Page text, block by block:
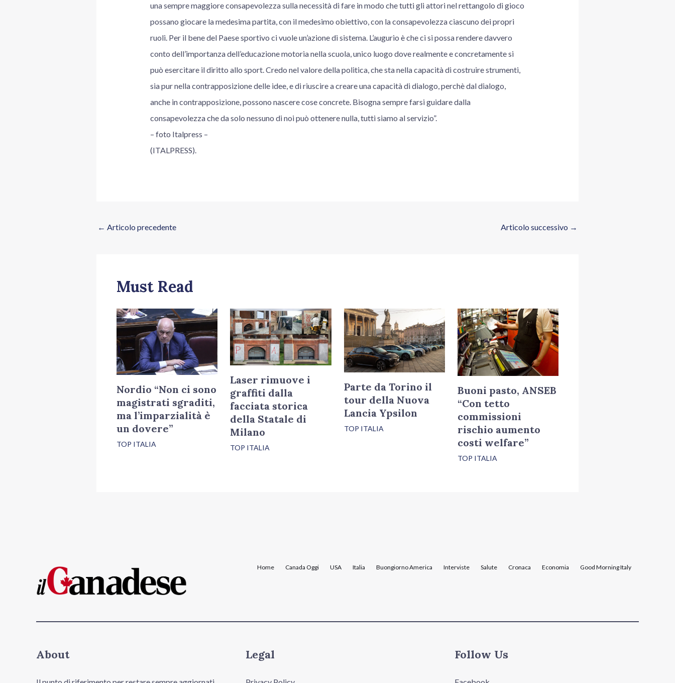
una sempre maggiore consapevolezza sulla necessità di fare in modo che tutti gli attori nel rettangolo di gioco
possano giocare la medesima partita, con il medesimo obiettivo, con la consapevolezza ciascuno dei propri
ruoli. Per il bene del Paese sportivo ci vuole un’azione di sistema. L’augurio è che ci si possa rendere davvero
conto dell’importanza dell’educazione motoria nella scuola, unico luogo dove realmente e concretamente si
può esercitare il diritto allo sport. Credo nel valore della politica, che sta nella capacità di costruire strumenti,
sia pur nella contrapposizione delle idee, e di riuscire a creare una capacità di dialogo, perchè dal dialogo,
anche in contrapposizione, possono nascere cose concrete. Bisogna sempre farsi guidare dalla
consapevolezza che da solo nessuno di noi può ottenere nulla, tutti siamo al servizio”.
– foto Italpress –
(ITALPRESS).
← Articolo precedente Articolo successivo →
Must Read
Nordio “Non ci sono
magistrati sgraditi,
ma l’imparzialità è
un dovere”
TOP ITALIA
Laser rimuove i
graffiti dalla
facciata storica
della Statale di
Milano
TOP ITALIA
Parte da Torino il
tour della Nuova
Lancia Ypsilon
TOP ITALIA
Buoni pasto, ANSEB
“Con tetto
commissioni
rischio aumento
costi welfare”
TOP ITALIA
Home Canada Oggi USA Italia Buongiorno America Interviste Salute Cronaca Economia Good Morning Italy
About Legal Follow Us